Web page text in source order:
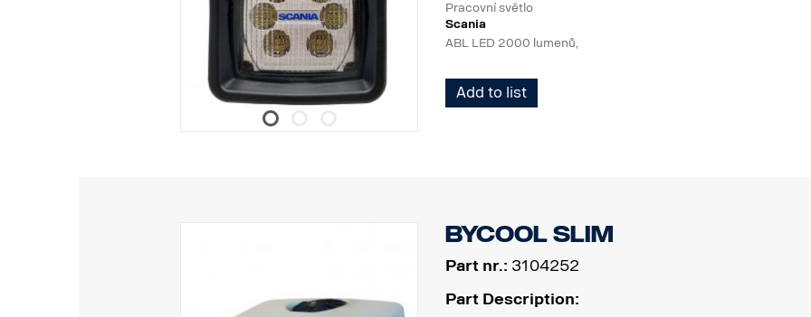
Pracovní světlo
Scania
ABL LED 2000 lumenů,
Široký světelný kužel, 6 LED diod, 29 W, černé plastové/
Scania, speciální držák Scania (vyšší než standardní úroveň
Add to list
Bycool SLIM
Part nr.: 3104252
Part Description: